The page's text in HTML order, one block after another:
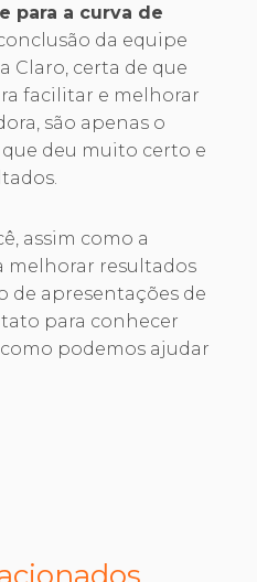
para a curva de
conclusão da equipe
Claro, certa de que
facilitar e melhorar
são apenas o
deu muito certo e
assim como a
melhorar resultados
de apresentações de
para conhecer
podemos ajudar